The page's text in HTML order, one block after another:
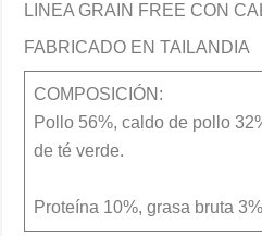
LINEA GRAIN FREE CON
FABRICADO EN TAILANDIA
COMPOSICIÓN:
Pollo 56%, caldo de pollo
de té verde.
Proteína 10%, grasa bruta